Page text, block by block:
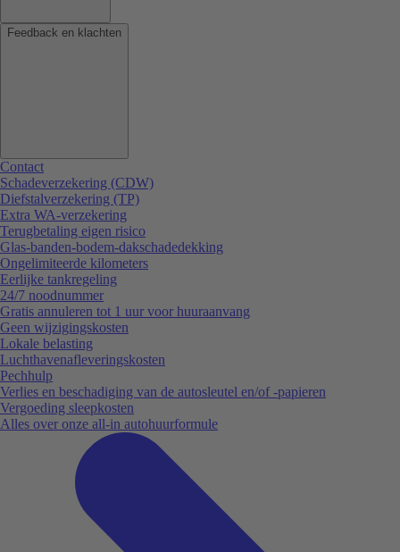
Feedback en klachten
Contact
Schadeverzekering (CDW)
Diefstalverzekering (TP)
Extra WA-verzekering
Terugbetaling eigen risico
Glas-banden-bodem-dakschadedekking
Ongelimiteerde kilometers
Eerlijke tankregeling
24/7 noodnummer
Gratis annuleren tot 1 uur voor huuraanvang
Geen wijzigingskosten
Lokale belasting
Luchthavenafleveringskosten
Pechhulp
Verlies en beschadiging van de autosleutel en/of -papieren
Vergoeding sleepkosten
Alles over onze all-in autohuurformule